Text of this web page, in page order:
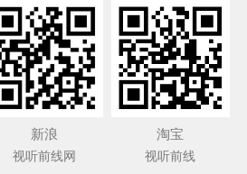
新浪
视听前线网
淘宝
视听前线